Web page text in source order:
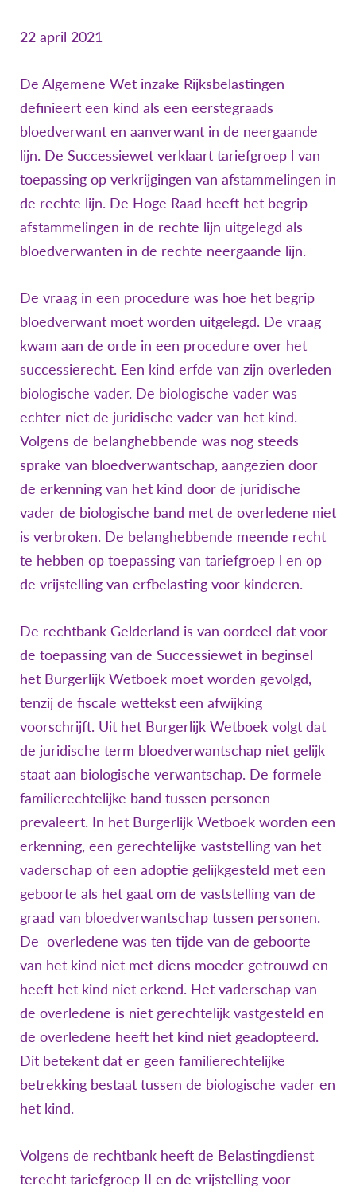
22 april 2021
De Algemene Wet inzake Rijksbelastingen
definieert een kind als een eerstegraads
bloedverwant en aanverwant in de neergaande
lijn. De Successiewet verklaart tariefgroep l van
toepassing op verkrijgingen van afstammelingen in
de rechte lijn. De Hoge Raad heeft het begrip
afstammelingen in de rechte lijn uitgelegd als
bloedverwanten in de rechte neergaande lijn.
De vraag in een procedure was hoe het begrip
bloedverwant moet worden uitgelegd. De vraag
kwam aan de orde in een procedure over het
successierecht. Een kind erfde van zijn overleden
biologische vader. De biologische vader was
echter niet de juridische vader van het kind.
Volgens de belanghebbende was nog steeds
sprake van bloedverwantschap, aangezien door
de erkenning van het kind door de juridische
vader de biologische band met de overledene niet
is verbroken. De belanghebbende meende recht
te hebben op toepassing van tariefgroep l en op
de vrijstelling van erfbelasting voor kinderen.
De rechtbank Gelderland is van oordeel dat voor
de toepassing van de Successiewet in beginsel
het Burgerlijk Wetboek moet worden gevolgd,
tenzij de fiscale wettekst een afwijking
voorschrijft. Uit het Burgerlijk Wetboek volgt dat
de juridische term bloedverwantschap niet gelijk
staat aan biologische verwantschap. De formele
familierechtelijke band tussen personen
prevaleert. In het Burgerlijk Wetboek worden een
erkenning, een gerechtelijke vaststelling van het
vaderschap of een adoptie gelijkgesteld met een
geboorte als het gaat om de vaststelling van de
graad van bloedverwantschap tussen personen.
De overledene was ten tijde van de geboorte
van het kind niet met diens moeder getrouwd en
heeft het kind niet erkend. Het vaderschap van
de overledene is niet gerechtelijk vastgesteld en
de overledene heeft het kind niet geadopteerd.
Dit betekent dat er geen familierechtelijke
betrekking bestaat tussen de biologische vader en
het kind.
Volgens de rechtbank heeft de Belastingdienst
terecht tariefgroep II en de vrijstelling voor